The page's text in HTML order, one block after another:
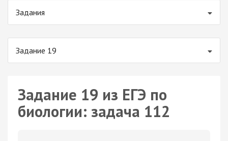
Задания
Задание 19
Задание 19 из ЕГЭ по
биологии: задача 112